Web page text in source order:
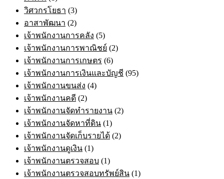
วิศวกรโยธา (3)
อาสาพัฒนา (2)
เจ้าพนักงานการคลัง (5)
เจ้าพนักงานการพาณิชย์ (2)
เจ้าพนักงานการเกษตร (6)
เจ้าพนักงานการเงินและบัญชี (95)
เจ้าพนักงานขนส่ง (4)
เจ้าพนักงานคดี (2)
เจ้าพนักงานจัดทำรายงาน (2)
เจ้าพนักงานจัดหาที่ดิน (1)
เจ้าพนักงานจัดเก็บรายได้ (2)
เจ้าพนักงานดูเงิน (1)
เจ้าพนักงานตรวจสอบ (1)
เจ้าพนักงานตรวจสอบทรัพย์สิน (1)